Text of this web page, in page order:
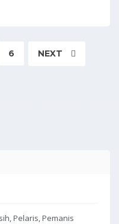
6 NEXT
Pelaris, Pemanis